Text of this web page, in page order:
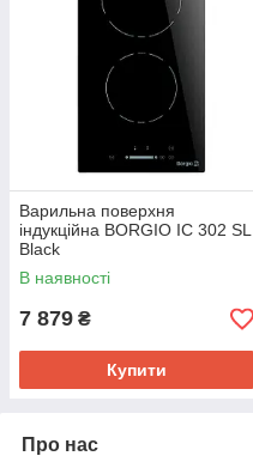
Варильна поверхня
індукційна BORGIO IC 302 SL
Black
В наявності
7 879 ₴
Купити
Про нас